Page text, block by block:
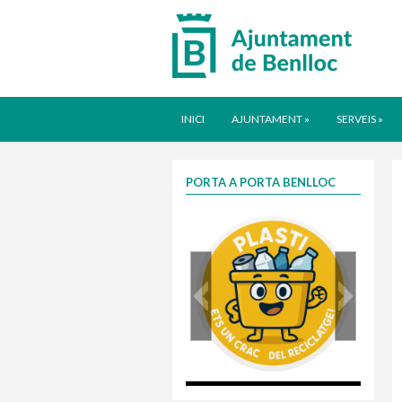
INICI AJUNTAMENT » SERVEIS »
PORTA A PORTA BENLLOC